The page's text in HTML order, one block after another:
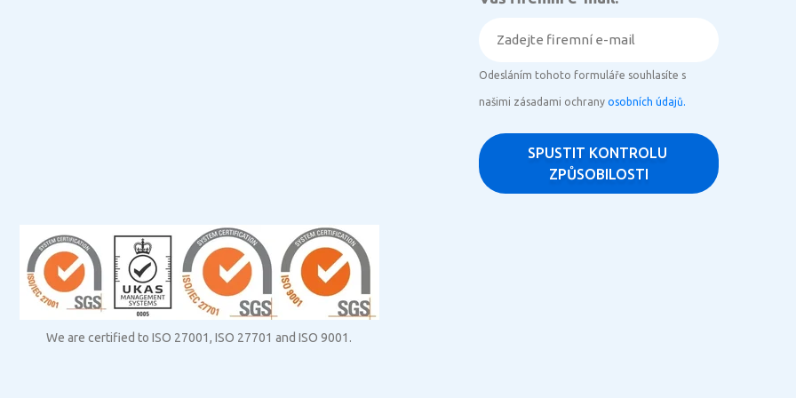
Odesláním tohoto formuláře souhlasíte s
našimi zásadami ochrany osobních údajů.
We are certified to ISO 27001, ISO 27701 and ISO 9001.